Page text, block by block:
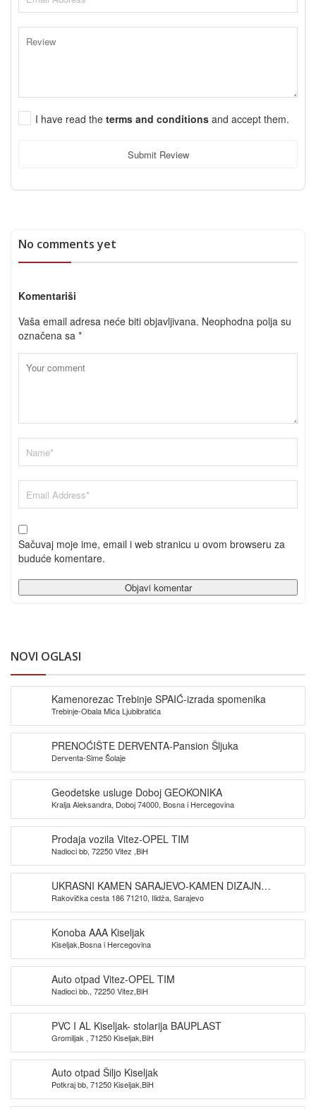
I have read the terms and conditions and accept them.
Submit Review
No comments yet
Komentariši
Vaša email adresa neće biti objavljivana. Neophodna polja su
označena sa *
Sačuvaj moje ime, email i web stranicu u ovom browseru za
buduće komentare.
NOVI OGLASI
Kamenorezac Trebinje SPAIĆ-izrada spomenika
Trebinje-Obala Mića Ljubibratića
PRENOĆIŠTE DERVENTA-Pansion Šljuka
Derventa-Sime Šolaje
Geodetske usluge Doboj GEOKONIKA
Kralja Aleksandra, Doboj 74000, Bosna i Hercegovina
Prodaja vozila Vitez-OPEL TIM
Nadioci bb, 72250 Vitez ,BiH
UKRASNI KAMEN SARAJEVO-KAMEN DIZAJN
SARAJEVO
Rakovička cesta 186 71210, Ilidža, Sarajevo
Konoba AAA Kiseljak
Kiseljak,Bosna i Hercegovina
Auto otpad Vitez-OPEL TIM
Nadioci bb., 72250 Vitez,BiH
PVC I AL Kiseljak- stolarija BAUPLAST
Gromiljak , 71250 Kiseljak,BiH
Auto otpad Šiljo Kiseljak
Potkraj bb, 71250 Kiseljak,BiH